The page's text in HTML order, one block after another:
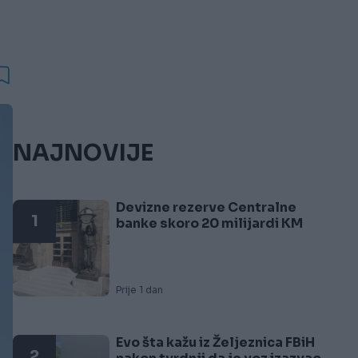
NAJNOVIJE
1
Devizne rezerve Centralne
banke skoro 20 milijardi KM
Prije 1 dan
Evo šta kažu iz Željeznica FBiH